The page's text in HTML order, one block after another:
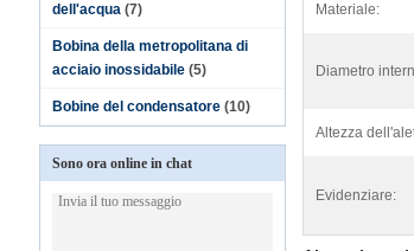
dell'acqua (7)
Bobina della metropolitana di
acciaio inossidabile (5)
Bobine del condensatore (10)
Sono ora online in chat
Materiale:
Diametro
Altezza
Evidenziare: